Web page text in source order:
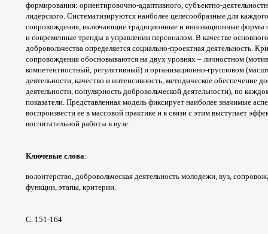
формирования: ориентировочно-адаптивного, субъектно-
лидерского. Систематизируются наиболее целесообразные для
сопровождения, включающие традиционные и инновационные формы
и современные тренды в управлении персоналом. В качестве
добровольчества определяется социально-проектная деятельность.
сопровождения обосновываются на двух уровнях – личностном
компетентностный, регулятивный) и организационно-групповом
деятельности, качество и интенсивность, методическое обеспечение
деятельности, популярность добровольческой деятельности), по
показатели. Представленная модель фиксирует наиболее значимые
воспроизвести ее в массовой практике и в связи с этим выступает
воспитательной работы в вузе.
Ключевые слова:
волонтерство, добровольческая деятельность молодежи, вуз,
функции, этапы, критерии.
С. 151-164